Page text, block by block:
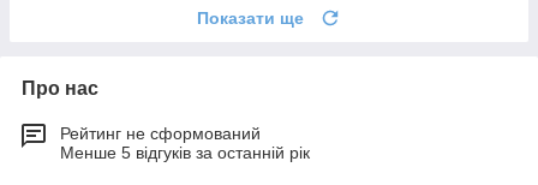
Показати ще
Про нас
Рейтинг не сформований
Менше 5 відгуків за останній рік